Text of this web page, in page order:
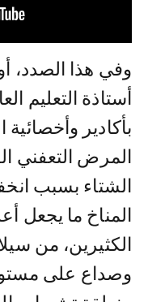
وفي هذا
أستاذة التعليم
بأكادير
المرض التعفني
الشتاء بسبب
المناخ ما
الكثيرين، من
وصداع على